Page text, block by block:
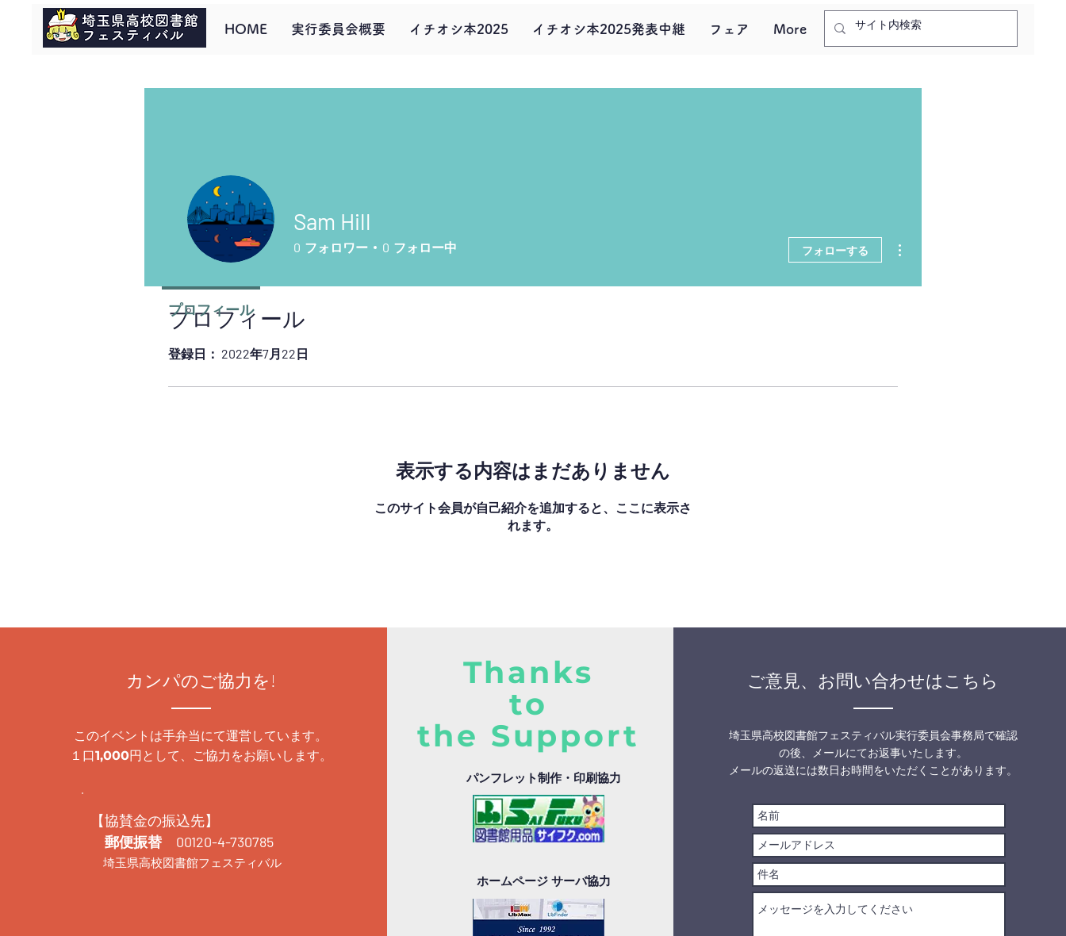
HOME 実行委員会概要 イチオシ本2025 イチオシ本2025発表中継 フェア More
プロフィール
登録日： 2022年7月22日
表示する内容はまだありません
このサイト会員が自己紹介を追加すると、ここに表示さ
れます。
Sam Hill
0 フォロワー 0 フォロー中 フォローする
プロフィール
カンパのご協力を!
このイベントは手弁当にて運営しています。
１口1,000円として、ご協力をお願いします。
【協賛金の振込先】
郵便振替 00120-4-730785
埼玉県高校図書館フェスティバル
Thanks
to
the Support
パンフレット制作・印刷協力
ホームページ サーバ協力
ご意見、お問い合わせはこちら
埼玉県高校図書館フェスティバル実行委員会事務局で確認
の後、メールにてお返事いたします。
メールの返送には数日お時間をいただくことがあります。